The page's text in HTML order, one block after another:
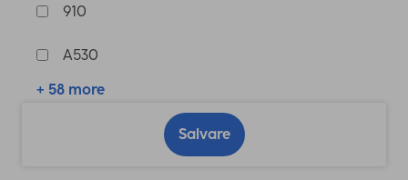
910
A530
+ 58 more
Salvare